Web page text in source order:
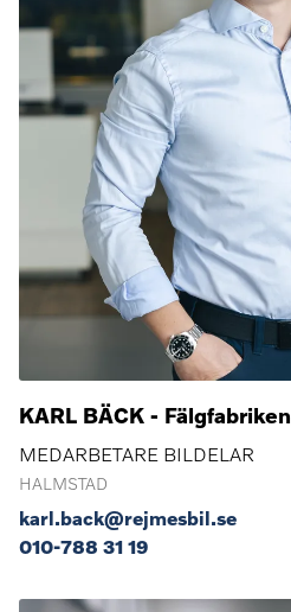
KARL BÄCK - Fälgfabriken
MEDARBETARE BILDELAR
HALMSTAD
karl.back@rejmesbil.se
010-788 31 19